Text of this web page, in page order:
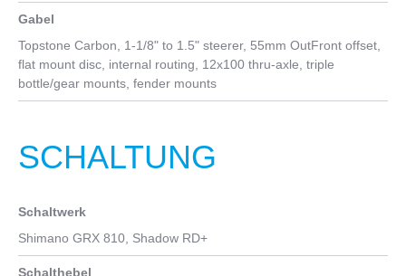
Gabel
Topstone Carbon, 1-1/8" to 1.5" steerer, 55mm OutFront offset,
flat mount disc, internal routing, 12x100 thru-axle, triple
bottle/gear mounts, fender mounts
SCHALTUNG
Schaltwerk
Shimano GRX 810, Shadow RD+
Schalthebel